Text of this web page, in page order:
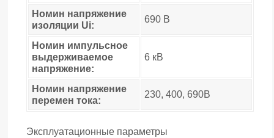
Номин напряжение
изоляции Ui:
690 В
Номин импульсное
выдерживаемое
напряжение:
6 кВ
Номин напряжение
перемен тока:
230, 400, 690В
Эксплуатационные параметры